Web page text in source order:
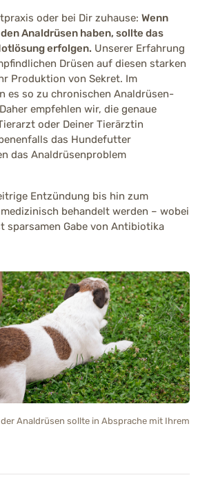
oder bei Dir zuhause: Wenn
Analdrüsen haben, sollte das
erfolgen. Unserer Erfahrung
Drüsen auf diesen starken
Produktion von Sekret. Im
es so zu chronischen Analdrüsen-
empfehlen wir, die genaue
oder Deiner Tierärztin
das Hundefutter
das Analdrüsenproblem
Entzündung bis hin zum
behandelt werden – wobei
sparsamen Gabe von Antibiotika
Analdrüsen sollte in Absprache mit Ihrem